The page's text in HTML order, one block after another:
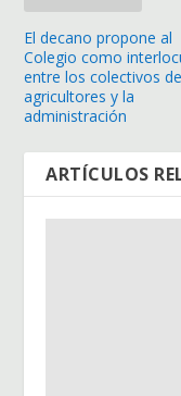
El decano propone al
Colegio como
entre los colectivos
agricultores y la
administración
ARTÍCULOS